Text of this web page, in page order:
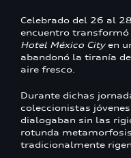
Celebrado del 26 al
encuentro
Hotel México Cityen
abandonó la tiranía
aire fresco.
Durante dichas
coleccionistas
dialogaban sin las
rotunda
tradicionalmente